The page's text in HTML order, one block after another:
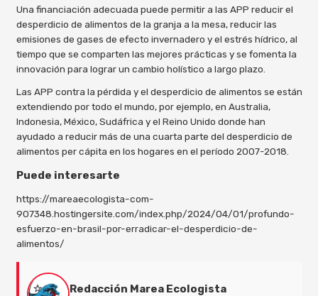
Una financiación adecuada puede permitir a las APP reducir el
desperdicio de alimentos de la granja a la mesa, reducir las
emisiones de gases de efecto invernadero y el estrés hídrico, al
tiempo que se comparten las mejores prácticas y se fomenta la
innovación para lograr un cambio holístico a largo plazo.
Las APP contra la pérdida y el desperdicio de alimentos se están
extendiendo por todo el mundo, por ejemplo, en Australia,
Indonesia, México, Sudáfrica y el Reino Unido donde han
ayudado a reducir más de una cuarta parte del desperdicio de
alimentos per cápita en los hogares en el período 2007-2018.
Puede interesarte
https://mareaecologista-com-
907348.hostingersite.com/index.php/2024/04/01/profundo-
esfuerzo-en-brasil-por-erradicar-el-desperdicio-de-
alimentos/
Redacción Marea Ecologista